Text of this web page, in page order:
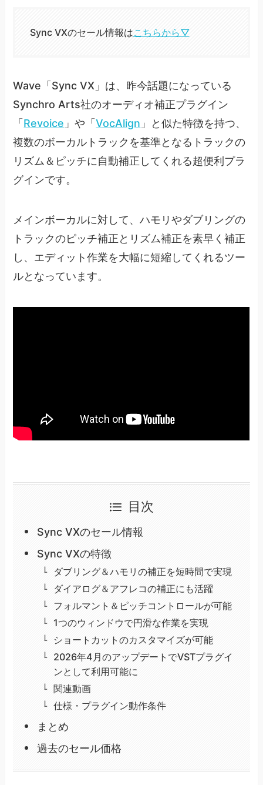
Sync VXのセール情報はこちらから▽
Wave「Sync VX」は、昨今話題になっている
Synchro Arts社のオーディオ補正プラグイン
「 Revoice 」や「VocAlign 」と似た特徴を持つ、
複数のボーカルトラックを基準となるトラックの
リズム＆ピッチに自動補正してくれる超便利プラ
グインです。
メインボーカルに対して、ハモリやダブリングの
トラックのピッチ補正とリズム補正を素早く補正
し、エディット作業を大幅に短縮してくれるツー
ルとなっています。
目次
Sync VXのセール情報
Sync VXの特徴
ダブリング＆ハモリの補正を短時間で実現
ダイアログ＆アフレコの補正にも活躍
フォルマント＆ピッチコントロールが可能
1つのウィンドウで円滑な作業を実現
ショートカットのカスタマイズが可能
2026年4月のアップデートでVSTプラグイ
ンとして利用可能に
関連動画
仕様・プラグイン動作条件
まとめ
過去のセール価格